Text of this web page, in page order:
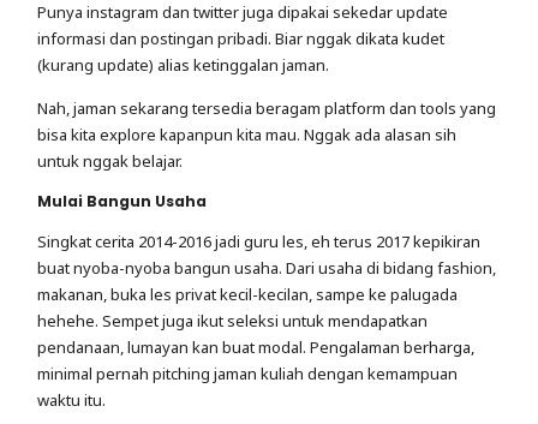
Punya instagram dan twitter juga dipakai sekedar update
informasi dan postingan pribadi. Biar nggak dikata kudet
(kurang update) alias ketinggalan jaman.
Nah, jaman sekarang tersedia beragam platform dan tools yang
bisa kita explore kapanpun kita mau. Nggak ada alasan sih
untuk nggak belajar.
Mulai Bangun Usaha
Singkat cerita 2014-2016 jadi guru les, eh terus 2017 kepikiran
buat nyoba-nyoba bangun usaha. Dari usaha di bidang fashion,
makanan, buka les privat kecil-kecilan, sampe ke palugada
hehehe. Sempet juga ikut seleksi untuk mendapatkan
pendanaan, lumayan kan buat modal. Pengalaman berharga,
minimal pernah pitching jaman kuliah dengan kemampuan
waktu itu.